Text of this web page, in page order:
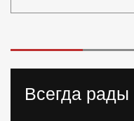
Всегда рады